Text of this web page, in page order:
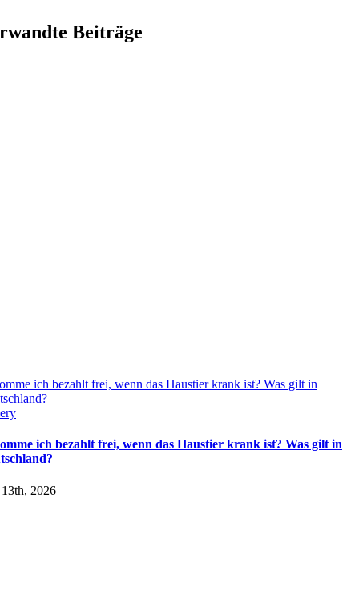
Beiträge
ich bezahlt frei, wenn das Haustier krank ist? Was gilt in
ich bezahlt frei, wenn das Haustier krank ist? Was gilt in
2026